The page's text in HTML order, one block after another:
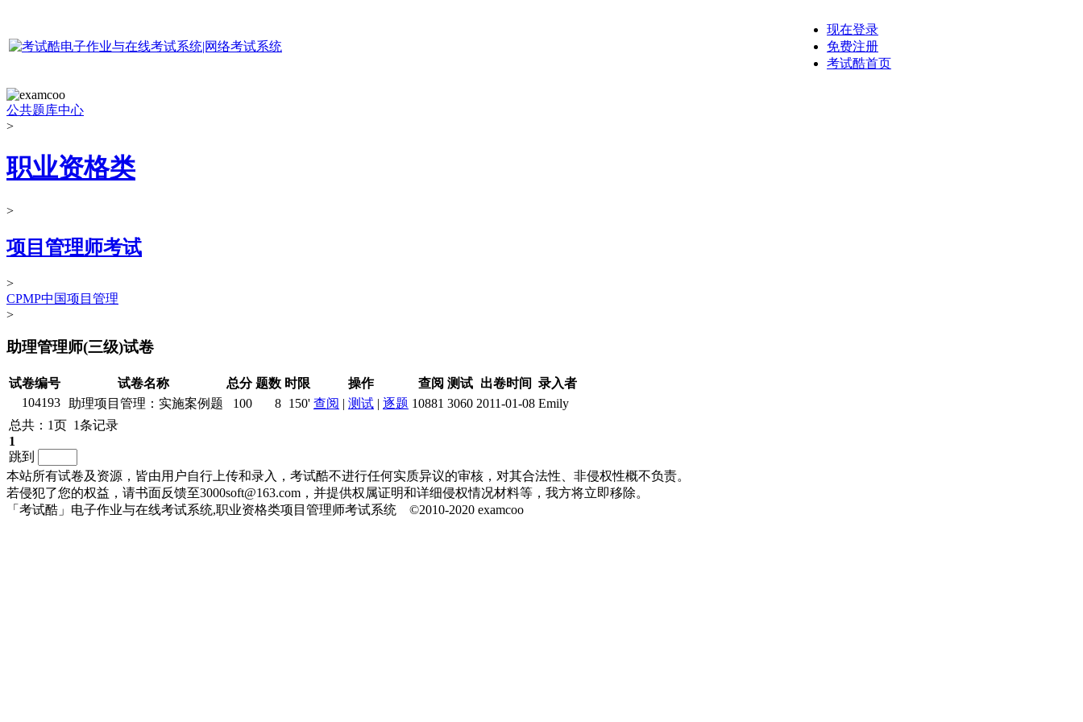
现在登录
免费注册
考试酷首页
公共题库中心
>
职业资格类
>
项目管理师考试
>
CPMP中国项目管理
>
助理管理师(三级)试卷
试卷编号 试卷名称 总分 题数 时限 操作 查阅 测试 出卷时间 录入者
104193
助理项目管理：实施案例题 100 8 150' 查阅 | 测试 | 逐题 10881 3060 2011-01-08 Emily
总共：1页 1条记录
1
跳到
本站所有试卷及资源，皆由用户自行上传和录入，考试酷不进行任何实质异议的审核，对其合法性、非侵权性概不负责。
若侵犯了您的权益，请书面反馈至3000soft@163.com，并提供权属证明和详细侵权情况材料等，我方将立即移除。
「考试酷」电子作业与在线考试系统,职业资格类项目管理师考试系统 ©2010-2020 examcoo